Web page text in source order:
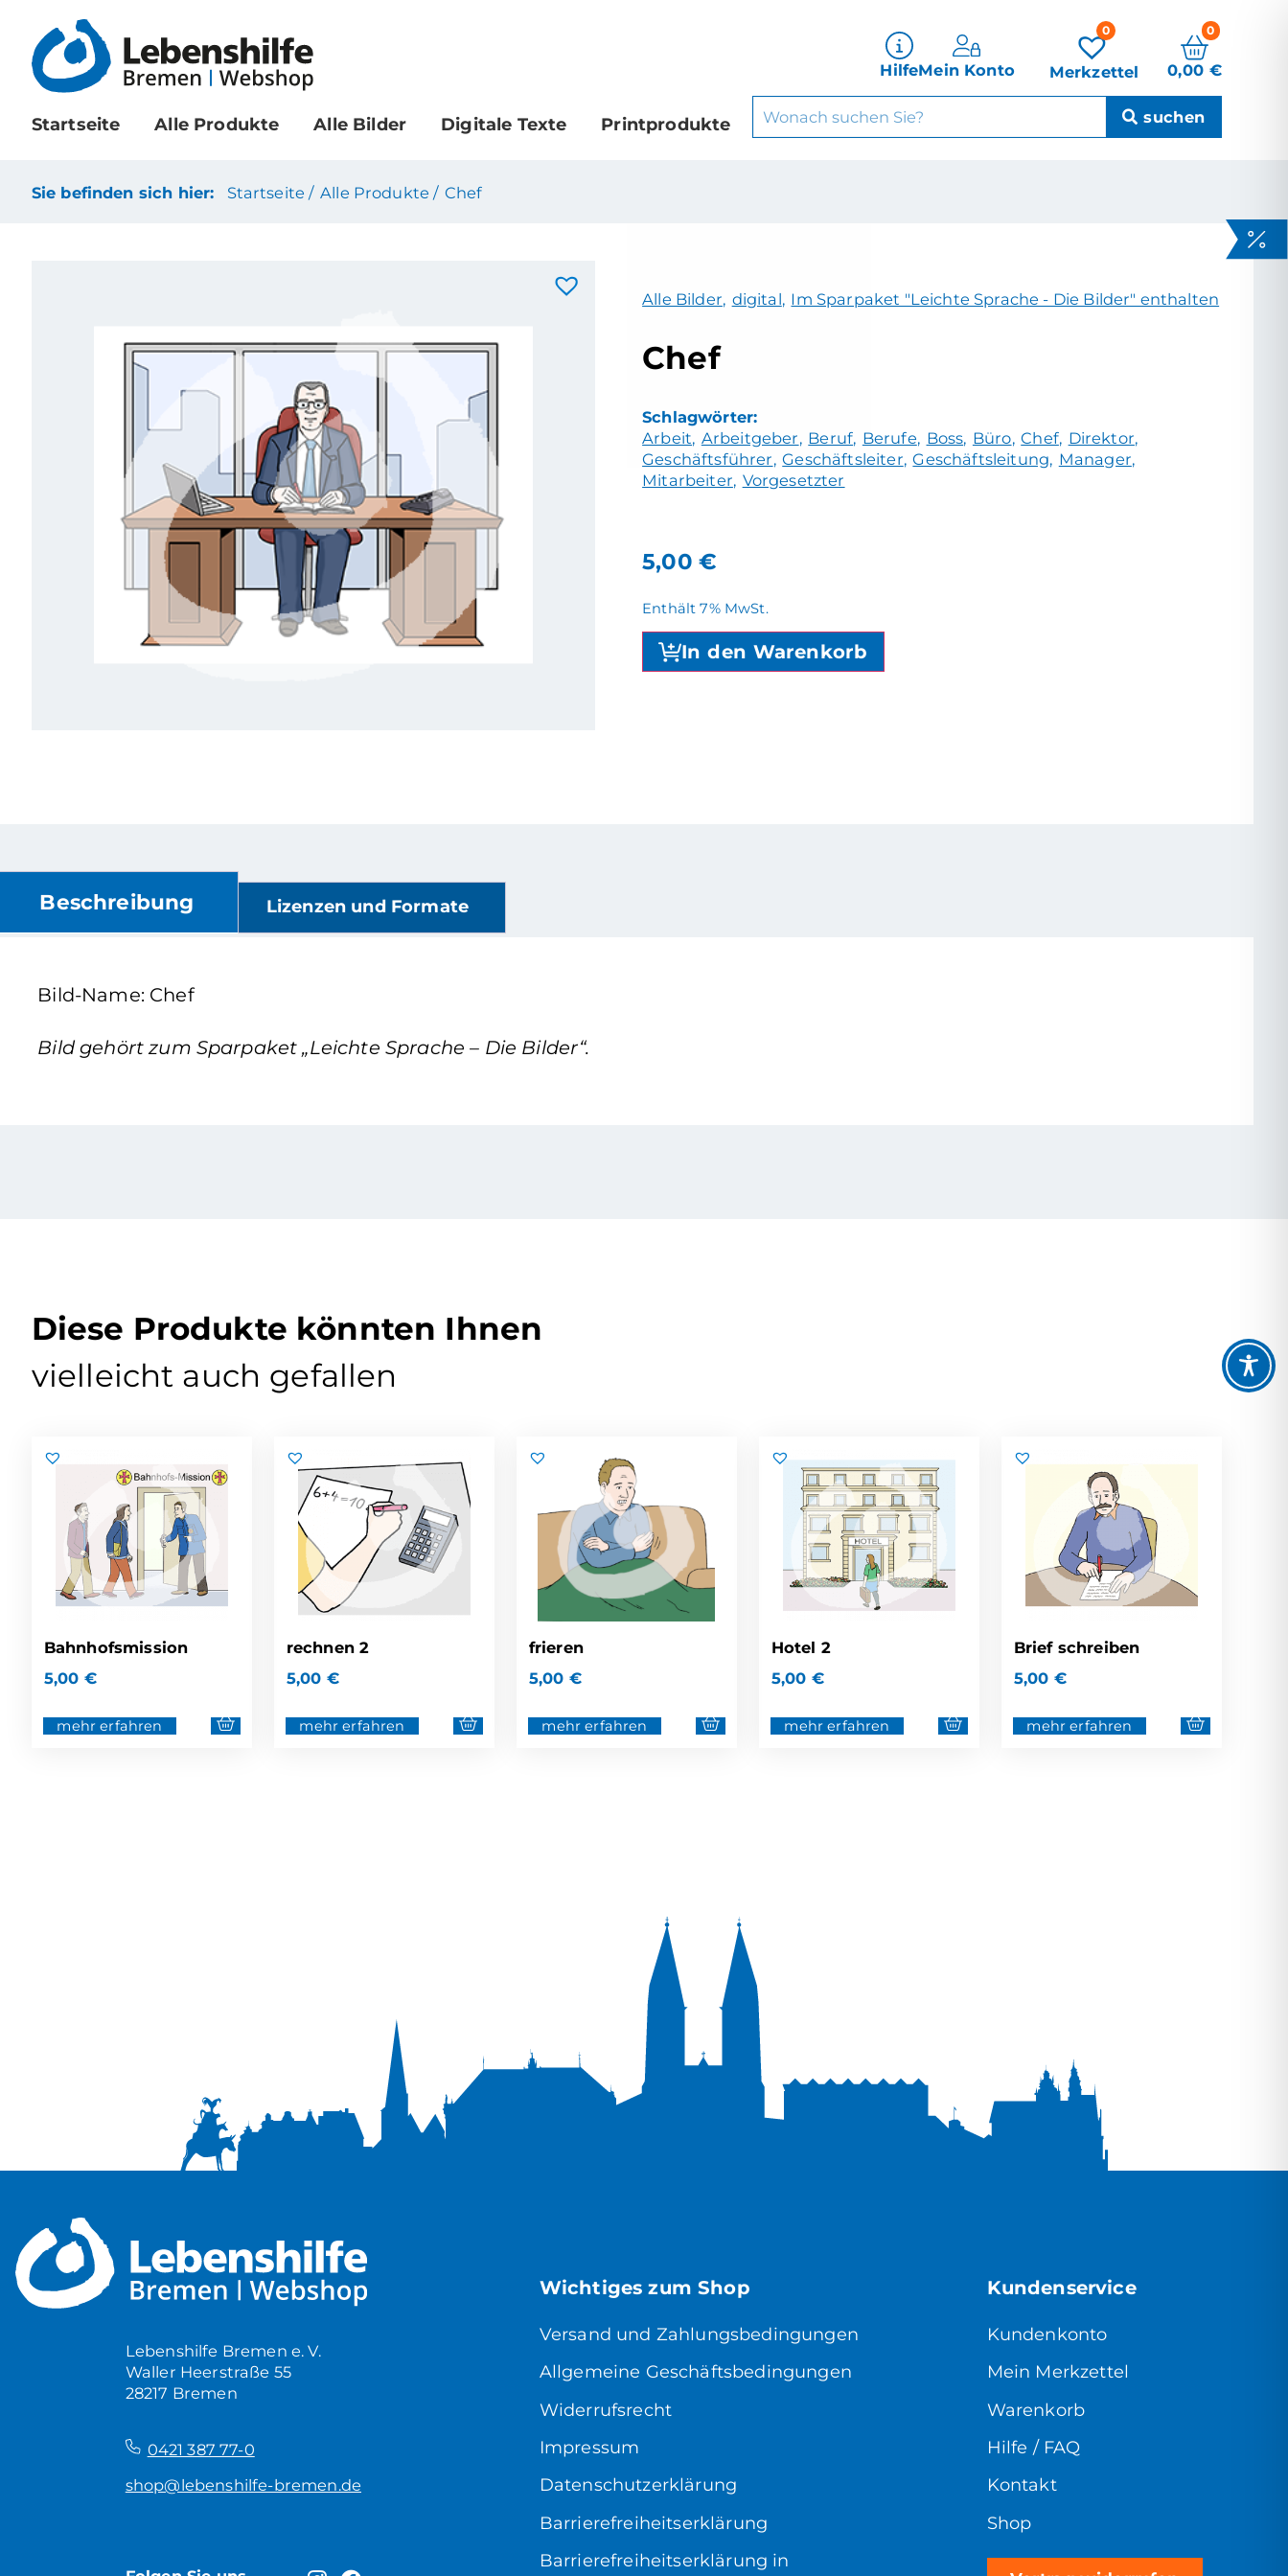
HilfeMein Konto Merkzettel
0
0,00 €
0
Startseite Alle Produkte Alle Bilder Digitale Texte Printprodukte
Sie befinden sich hier: Startseite / Alle Produkte / Chef
Alle Bilder, digital, Im Sparpaket "Leichte Sprache - Die Bilder" enthalten
Chef
Arbeit Arbeitgeber Beruf Berufe Boss Büro Chef Direktor
Geschäftsführer Geschäftsleiter Geschäftsleitung Manager
Mitarbeiter Vorgesetzter
5,00 €
Enthält 7% MwSt.
In den Warenkorb
Beschreibung Lizenzen und Formate
Bild-Name: Chef
Bild gehört zum Sparpaket „Leichte Sprache – Die Bilder“.
Diese Produkte könnten Ihnen
vielleicht auch gefallen
Bahnhofsmission
5,00 €
mehr erfahren
rechnen 2
5,00 €
mehr erfahren
frieren
5,00 €
mehr erfahren
Hotel 2
5,00 €
mehr erfahren
Brief schreiben
5,00 €
mehr erfahren
Lebenshilfe Bremen e. V.
Waller Heerstraße 55
28217 Bremen
0421 387 77-0
shop@lebenshilfe-bremen.de
Wichtiges zum Shop
Versand und Zahlungsbedingungen
Allgemeine Geschäftsbedingungen
Widerrufsrecht
Impressum
Datenschutzerklärung
Barrierefreiheitserklärung
Barrierefreiheitserklärung in
Kundenservice
Kundenkonto
Mein Merkzettel
Warenkorb
Hilfe / FAQ
Kontakt
Shop